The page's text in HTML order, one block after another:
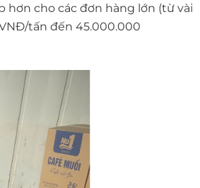
hơn cho các đơn hàng lớn (từ vài
tấn đến 45.000.000